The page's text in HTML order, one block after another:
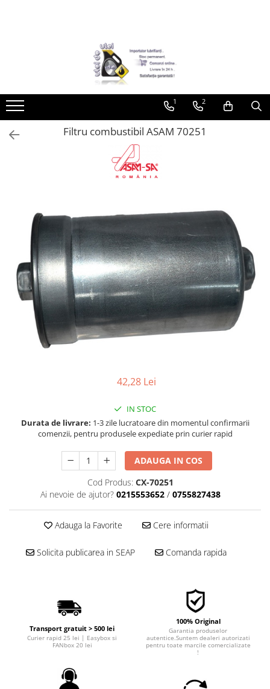
► Detailing si cosmetica
Curatare tapiterie auto
Curatare si intretinere piele
Plastice interioare
Sealant
Sampon auto
Polish auto
Jante si anvelope
Accesorii spalare si uscare
Intretinere motor
Curatare generala
Restaurare faruri
Spalare si detailing rapid
Intretinere moto
Intretinere barci
Recipiente si pulverizatoare
► Filtre auto
■ Accesorii filtre
■ Filtre ulei
■ Filtre aer
■ Filtre hidraulice
■ Filtre uscator
■ Filtre aditivi
■ Filtre agent racire
1 2
Filtru combustibil ASAM 70251
42,28 Lei
IN STOC
Durata de livrare: 1-3 zile lucratoare din momentul confirmarii
comenzii, pentru produsele expediate prin curier rapid
ADAUGA IN COS
Cod Produs: CX-70251
Ai nevoie de ajutor? 0215553652 / 0755827438
Adauga la Favorite Cere informatii
Solicita publicarea in SEAP Comanda rapida
Transport gratuit > 500 lei
Curier rapid 25 lei | Easybox si
FANbox 20 lei
100% Original
Garantia produselor
autentice.Suntem dealeri autorizati
pentru toate marcile comercializate
!